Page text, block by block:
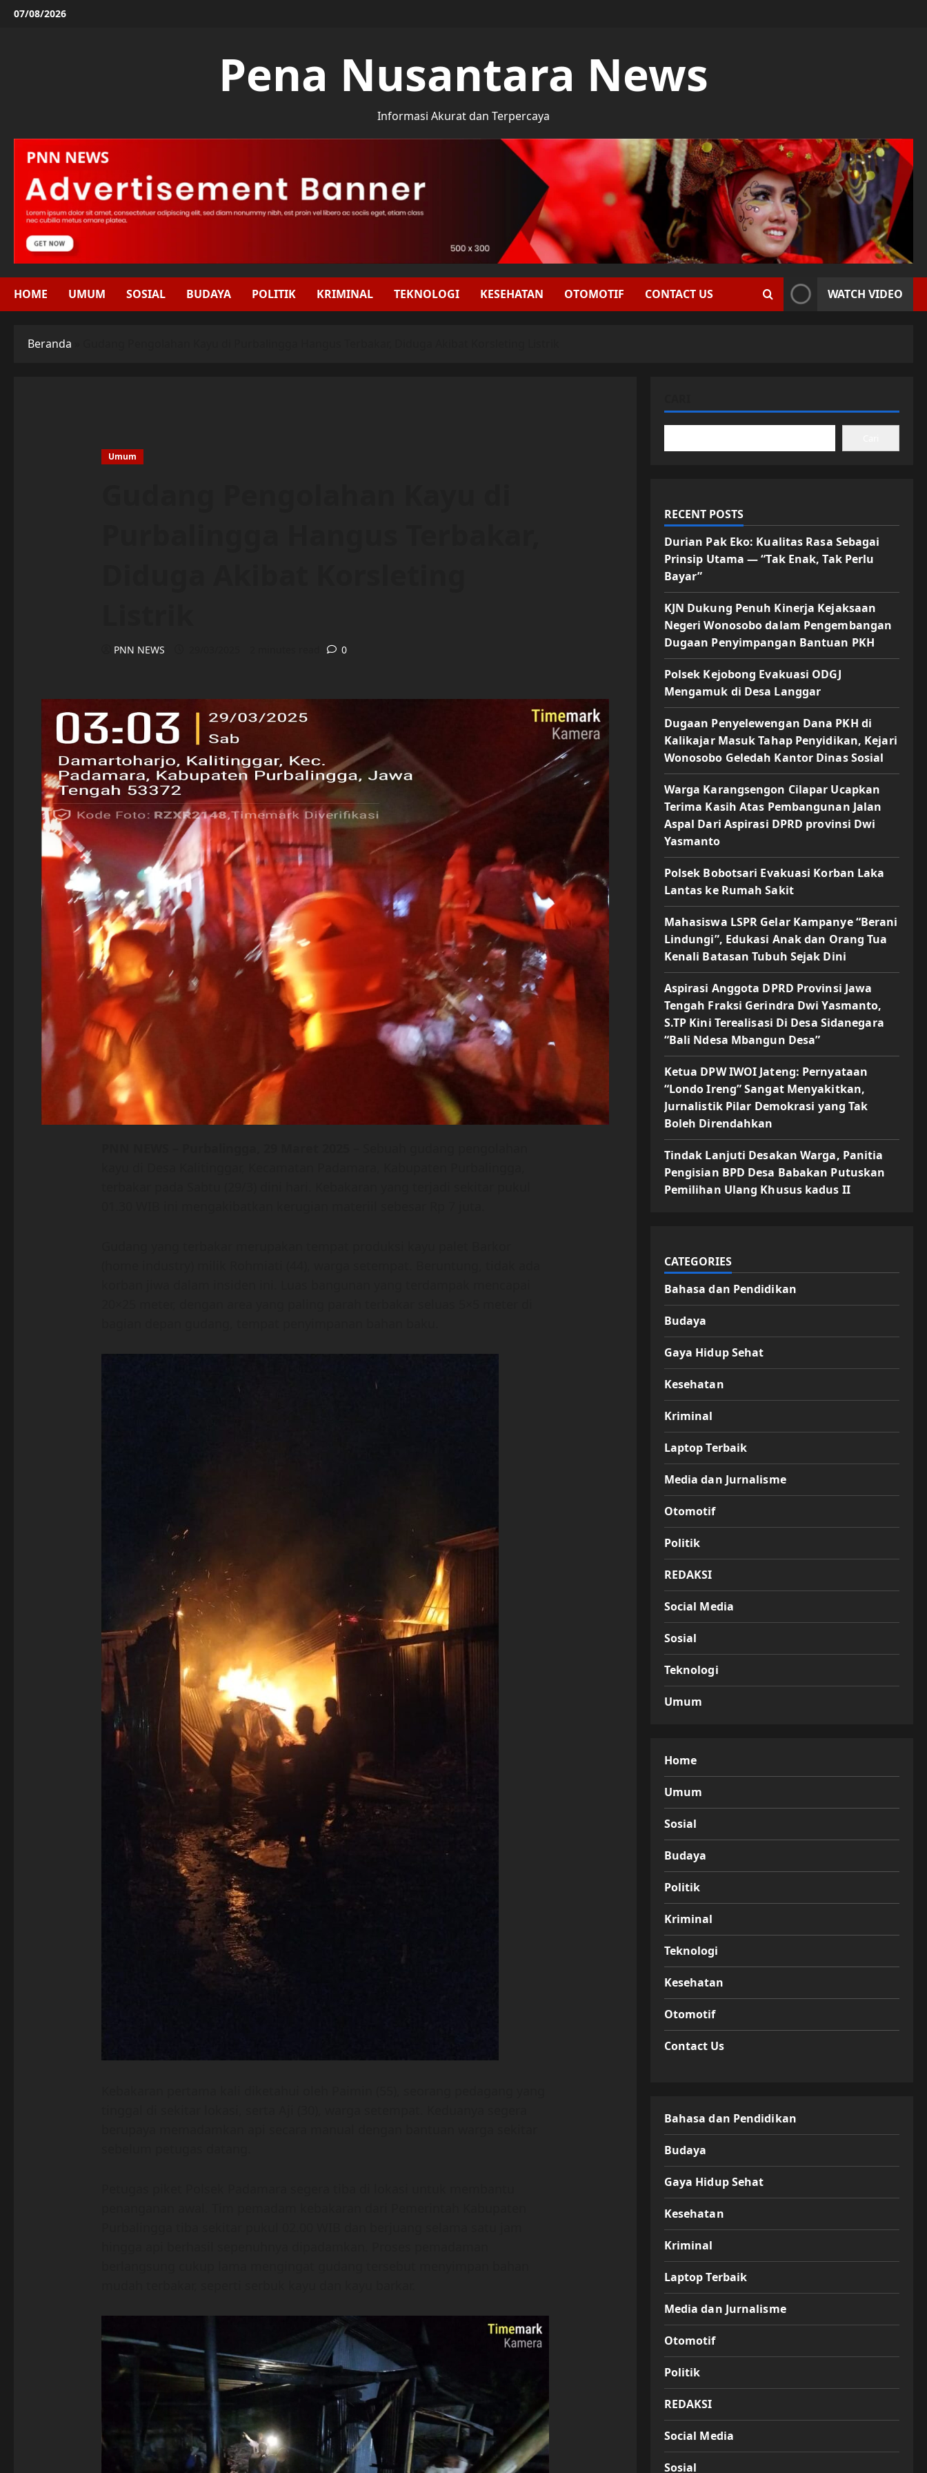
Skip07/08/2026
Pena Nusantara News
Informasi Akurat dan Terpercaya
HOME UMUM SOSIAL BUDAYA POLITIK KRIMINAL TEKNOLOGI KESEHATAN OTOMOTIF CONTACT US WATCH VIDEO
Beranda
Umum
PNN NEWS 0
RECENT POSTS
Durian Pak Eko: Kualitas Rasa Sebagai
Prinsip Utama — “Tak Enak, Tak Perlu
Bayar”
KJN Dukung Penuh Kinerja Kejaksaan
Negeri Wonosobo dalam Pengembangan
Dugaan Penyimpangan Bantuan PKH
Polsek Kejobong Evakuasi ODGJ
Mengamuk di Desa Langgar
Dugaan Penyelewengan Dana PKH di
Kalikajar Masuk Tahap Penyidikan, Kejari
Wonosobo Geledah Kantor Dinas Sosial
Warga Karangsengon Cilapar Ucapkan
Terima Kasih Atas Pembangunan Jalan
Aspal Dari Aspirasi DPRD provinsi Dwi
Yasmanto
Polsek Bobotsari Evakuasi Korban Laka
Lantas ke Rumah Sakit
Mahasiswa LSPR Gelar Kampanye “Berani
Lindungi”, Edukasi Anak dan Orang Tua
Kenali Batasan Tubuh Sejak Dini
Aspirasi Anggota DPRD Provinsi Jawa
Tengah Fraksi Gerindra Dwi Yasmanto,
S.TP Kini Terealisasi Di Desa Sidanegara
“Bali Ndesa Mbangun Desa”
Ketua DPW IWOI Jateng: Pernyataan
“Londo Ireng” Sangat Menyakitkan,
Jurnalistik Pilar Demokrasi yang Tak
Boleh Direndahkan
Tindak Lanjuti Desakan Warga, Panitia
Pengisian BPD Desa Babakan Putuskan
Pemilihan Ulang Khusus kadus II
CATEGORIES
Bahasa dan Pendidikan
Budaya
Gaya Hidup Sehat
Kesehatan
Kriminal
Laptop Terbaik
Media dan Jurnalisme
Otomotif
Politik
REDAKSI
Social Media
Sosial
Teknologi
Umum
Home
Umum
Sosial
Budaya
Politik
Kriminal
Teknologi
Kesehatan
Otomotif
Contact Us
Bahasa dan Pendidikan
Budaya
Gaya Hidup Sehat
Kesehatan
Kriminal
Laptop Terbaik
Media dan Jurnalisme
Otomotif
Politik
REDAKSI
Social Media
Sosial